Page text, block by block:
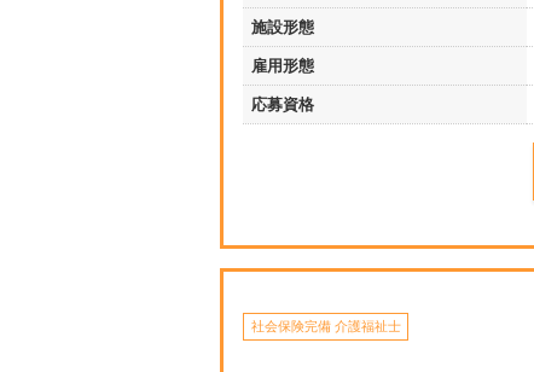
施設形態
雇用形態
応募資格
社会保険完備 介護福祉士